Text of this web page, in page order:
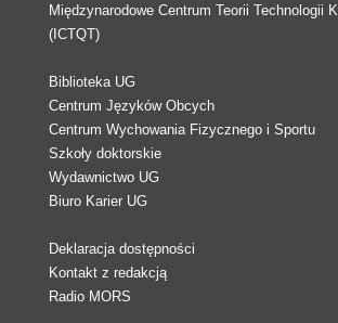
Międzynarodowe Centrum Teorii Technologii
(ICTQT)
Biblioteka UG
Centrum Języków Obcych
Centrum Wychowania Fizycznego i Sportu
Szkoły doktorskie
Wydawnictwo UG
Biuro Karier UG
Deklaracja dostępności
Kontakt z redakcją
Radio MORS